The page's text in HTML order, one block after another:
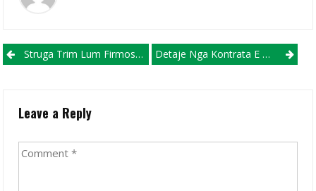
Post navigation
Struga Trim Lum Firmos Me Mbrojtësin Shqiptarë Të Winterthur Detaje Nga Kontrata E Zejnullait Me Shkëndijën E Tetovës
Leave a Reply